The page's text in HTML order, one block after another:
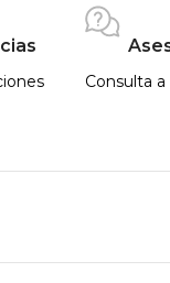
Consulta